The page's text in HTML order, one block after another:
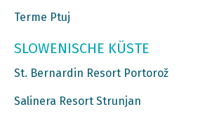
Terme Ptuj
SLOWENISCHE KÜSTE
St. Bernardin Resort Portorož
Salinera Resort Strunjan